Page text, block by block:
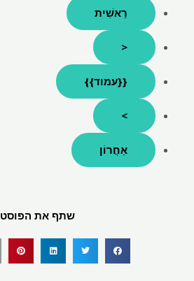
רֵאשִׁית
<
{{עמוד}}
>
אַחֲרוֹן
שתף את הפוסט